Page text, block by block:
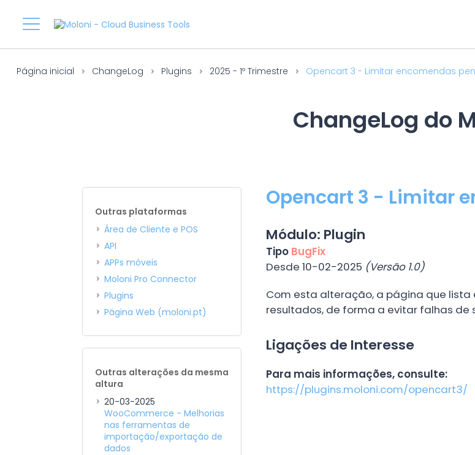
Página inicial ChangeLog Plugins 2025 - 1º Trimestre Opencart 3 - Limitar encomendas
ChangeLog do
Outras plataformas
Área de Cliente e POS
API
APPs móveis
Moloni Pro Connector
Plugins
Página Web (moloni.pt)
Outras alterações da mesma
altura
20-03-2025
WooCommerce - Melhorias
nas ferramentas de
importação/exportação de
dados
Opencart 3 - Limitar
Módulo: Plugin
Tipo BugFix
Desde 10-02-2025 (Versão 1.0)
Com esta alteração, a página que
resultados, de forma a evitar falhas de
Ligações de Interesse
Para mais informações, consulte:
https://plugins.moloni.com/opencart3/